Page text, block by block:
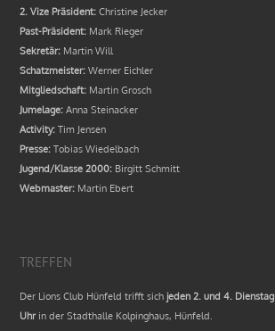
2. Vize Präsident: Christine Jecker
Past-Präsident: Mark Rieger
Sekretär: Martin Will
Schatzmeister: Werner Eichler
Mitgliedschaft: Martin Grosch
Jumelage: Anna Steinacker
Activity: Tim Jensen
Presse: Tobias Wiedelbach
Jugend/Klasse 2000: Birgitt Schmitt
Webmaster: Martin Ebert
TREFFEN
Der Lions Club Hünfeld trifft sich jeden 2. und 4. Dienstag
Uhrin der Stadthalle Kolpinghaus, Hünfeld.